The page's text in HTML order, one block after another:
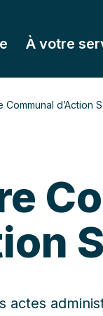
À votre
Communal d’Action
actes